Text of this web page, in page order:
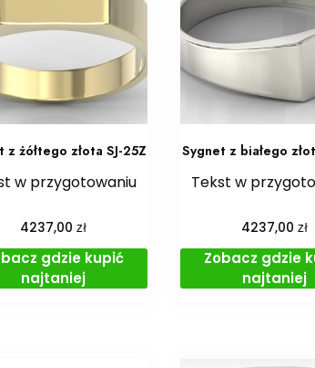
z żółtego złota SJ-25Z
w przygotowaniu
4237,00zł
gdzie kupić
najtaniej
Sygnet z białego
Tekst w
4237,00 zł
Zobacz gdzie
najtaniej